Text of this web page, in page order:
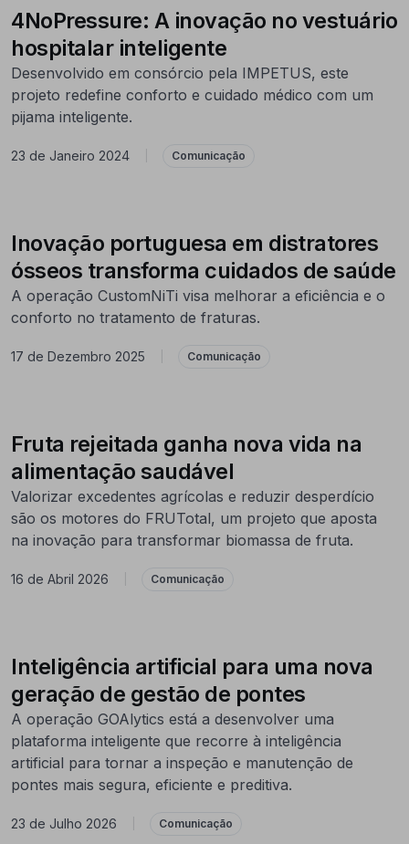
4NoPressure: A inovação no vestuário
hospitalar inteligente
Desenvolvido em consórcio pela IMPETUS, este
projeto redefine conforto e cuidado médico com um
pijama inteligente.
23 de Janeiro 2024 Comunicação
Inovação portuguesa em distratores
ósseos transforma cuidados de saúde
A operação CustomNiTi visa melhorar a eficiência e o
conforto no tratamento de fraturas.
17 de Dezembro 2025 Comunicação
Fruta rejeitada ganha nova vida na
alimentação saudável
Valorizar excedentes agrícolas e reduzir desperdício
são os motores do FRUTotal, um projeto que aposta
na inovação para transformar biomassa de fruta.
16 de Abril 2026 Comunicação
Inteligência artificial para uma nova
geração de gestão de pontes
A operação GOAlytics está a desenvolver uma
plataforma inteligente que recorre à inteligência
artificial para tornar a inspeção e manutenção de
pontes mais segura, eficiente e preditiva.
23 de Julho 2026 Comunicação